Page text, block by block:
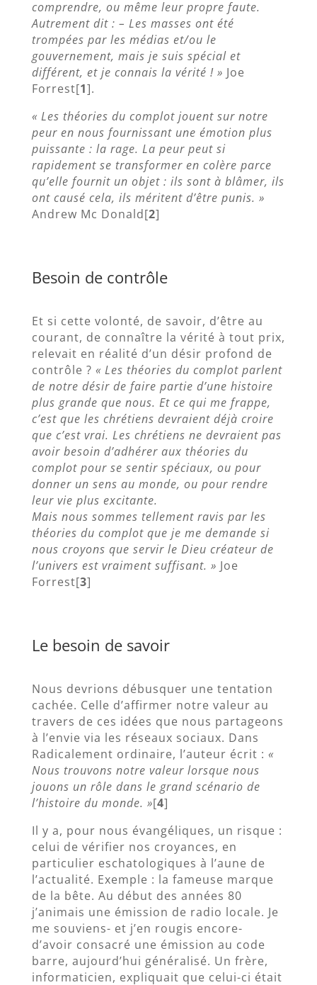
comprendre, ou même leur propre faute.
Autrement dit : – Les masses ont été
trompées par les médias et/ou le
gouvernement, mais je suis spécial et
différent, et je connais la vérité ! » Joe
Forrest[1].
« Les théories du complot jouent sur notre
peur en nous fournissant une émotion plus
puissante : la rage. La peur peut si
rapidement se transformer en colère parce
qu’elle fournit un objet : ils sont à blâmer, ils
ont causé cela, ils méritent d’être punis. »
Andrew Mc Donald[2]
Besoin de contrôle
Et si cette volonté, de savoir, d’être au
courant, de connaître la vérité à tout prix,
relevait en réalité d’un désir profond de
contrôle ? « Les théories du complot parlent
de notre désir de faire partie d’une histoire
plus grande que nous. Et ce qui me frappe,
c’est que les chrétiens devraient déjà croire
que c’est vrai. Les chrétiens ne devraient pas
avoir besoin d’adhérer aux théories du
complot pour se sentir spéciaux, ou pour
donner un sens au monde, ou pour rendre
leur vie plus excitante.
Mais nous sommes tellement ravis par les
théories du complot que je me demande si
nous croyons que servir le Dieu créateur de
l’univers est vraiment suffisant. » Joe
Forrest[3]
Le besoin de savoir
Nous devrions débusquer une tentation
cachée. Celle d’affirmer notre valeur au
travers de ces idées que nous partageons
à l’envie via les réseaux sociaux. Dans
Radicalement ordinaire, l’auteur écrit : «
Nous trouvons notre valeur lorsque nous
jouons un rôle dans le grand scénario de
l’histoire du monde. »[4]
Il y a, pour nous évangéliques, un risque :
celui de vérifier nos croyances, en
particulier eschatologiques à l’aune de
l’actualité. Exemple : la fameuse marque
de la bête. Au début des années 80
j’animais une émission de radio locale. Je
me souviens- et j’en rougis encore-
d’avoir consacré une émission au code
barre, aujourd’hui généralisé. Un frère,
informaticien, expliquait que celui-ci était